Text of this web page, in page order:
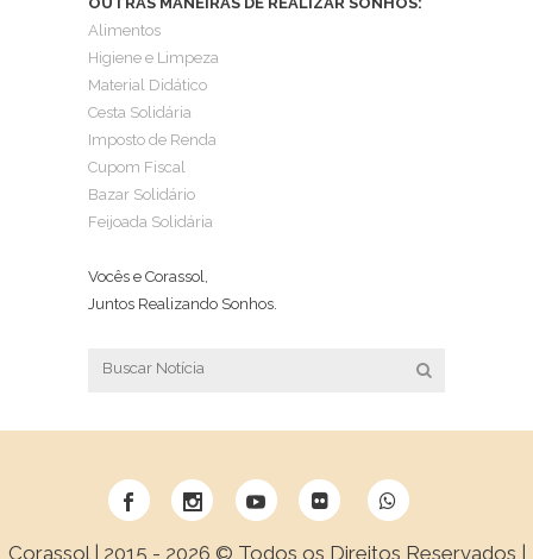
Alimentos
Higiene e Limpeza
Material Didático
Cesta Solidária
Imposto de Renda
Cupom Fiscal
Bazar Solidário
Feijoada Solidária
Vocês e Corassol,
Juntos Realizando Sonhos.
Corassol | 2015 - 2026 © Todos os Direitos Reservados |